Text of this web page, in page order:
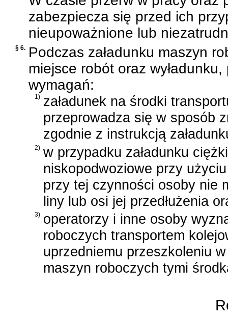
zabezpiecza się przed ich
nieupoważnione lub
§ 6. Podczas załadunku maszyn
miejsce robót oraz
wymagań:
1) załadunek na środki
przeprowadza się w sposób
zgodnie z instrukcją
2) w przypadku załadunku
niskopodwoziowe przy
przy tej czynności osoby nie
liny lub osi jej przedłużenia
3) operatorzy i inne osoby
roboczych transportem
uprzedniemu przeszkoleniu
maszyn roboczych tymi